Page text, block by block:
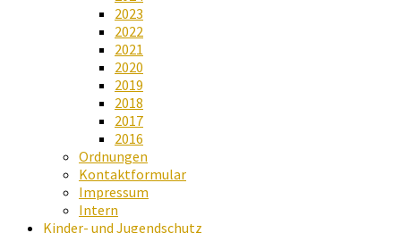
2023
2022
2021
2020
2019
2018
2017
2016
Ordnungen
Kontaktformular
Impressum
Intern
Kinder- und Jugendschutz